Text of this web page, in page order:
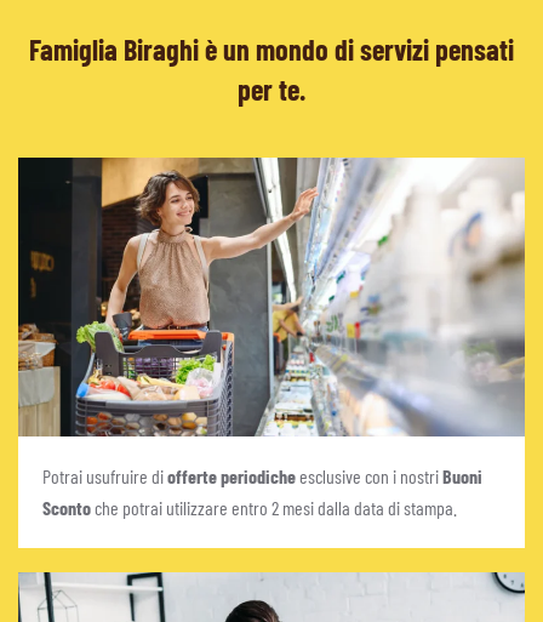
Famiglia Biraghi è un mondo di servizi pensati
per te.
Potrai usufruire diofferteperiodicheesclusive con i nostriBuoni
Scontoche potrai utilizzare entro 2 mesi dalla data di stampa.